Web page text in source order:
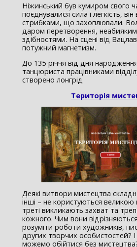
Ніжинський був кумиром свого
поєднувалися сила і легкість,
стрибками, що захоплювали.
даром перетворення,
здібностями. На сцені від
потужний магнетизм.
До 135-річчя від дня народження
танцюриста працівниками
створено лонгрід
Територія
Деякі витвори мистецтва
інші – не користуються великою
треті викликають захват та
кожного. Чим вони
розуміти роботи художників,
других творчих особистостей?
можемо обійтися без